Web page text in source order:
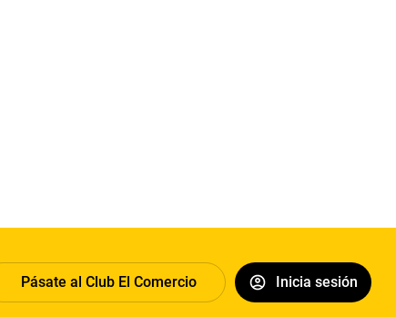
Pásate al Club El Comercio Inicia sesión